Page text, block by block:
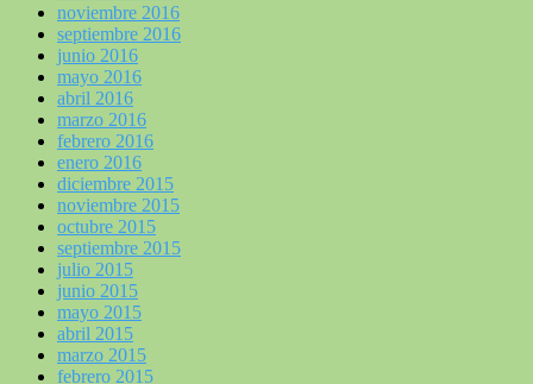
noviembre 2016
septiembre 2016
junio 2016
mayo 2016
abril 2016
marzo 2016
febrero 2016
enero 2016
diciembre 2015
noviembre 2015
octubre 2015
septiembre 2015
julio 2015
junio 2015
mayo 2015
abril 2015
marzo 2015
febrero 2015